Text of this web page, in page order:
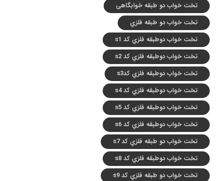
تخت خواب دو طبقه خوابگاهی
تخت خواب دو طبقه فلزي
تخت خواب دوطبقه فلزي کد s1
تخت خواب دوطبقه فلزي کد s2
تخت خواب دوطبقه فلزي کدs3
تخت خواب دوطبقه فلزي کد s4
تخت خواب دوطبقه فلزي کد s5
تخت خواب دوطبقه فلزي کد s6
تخت خواب دو طبقه فلزي کد s7
تخت خواب دوطبقه فلزي کد s8
تخت خواب دو طبقه فلزي کد s9